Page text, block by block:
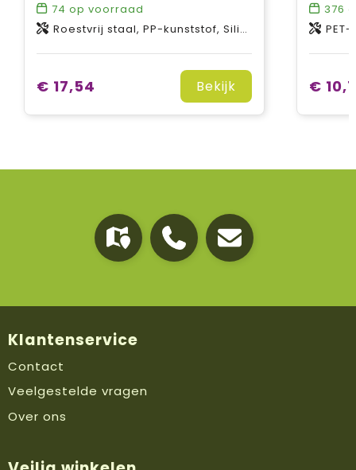
74 op voorraad
Roestvrij staal, PP-kunststof, Siliconen kunststof
€ 17,54 Bekijk
376
PET-
€
Klantenservice
Contact
Veelgestelde vragen
Over ons